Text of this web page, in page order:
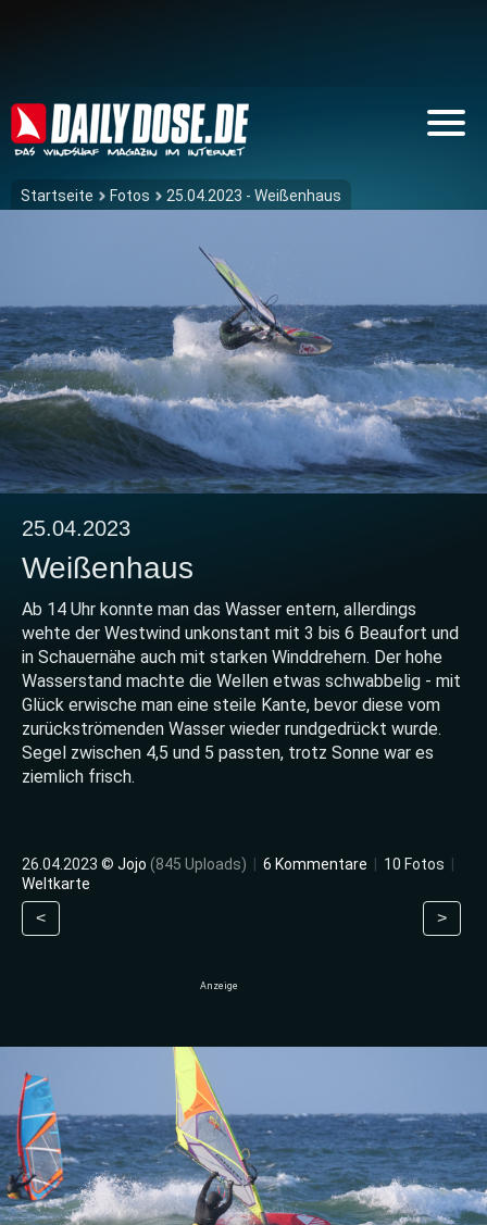
Startseite Fotos 25.04.2023 - Weißenhaus
25.04.2023
Weißenhaus
Ab 14 Uhr konnte man das Wasser entern, allerdings
wehte der Westwind unkonstant mit 3 bis 6 Beaufort und
in Schauernähe auch mit starken Winddrehern. Der hohe
Wasserstand machte die Wellen etwas schwabbelig - mit
Glück erwische man eine steile Kante, bevor diese vom
zurückströmenden Wasser wieder rundgedrückt wurde.
Segel zwischen 4,5 und 5 passten, trotz Sonne war es
ziemlich frisch.
26.04.2023 © Jojo (845 Uploads) 6 Kommentare 10 Fotos
Weltkarte
< >